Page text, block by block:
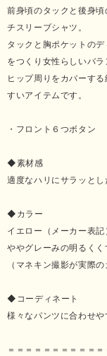
前身頃のタックと後身
チスリーブシャツ。
タックと胸ポケットの
をつくり女性らしいバラ
ヒップ周りをカバーす
すいアイテムです。
・フロント６つボタン
◆素材感
適度なハリにサラッと
◆カラー
イエロー（メーカー表記
ややグレーみの明るく
（マネキン撮影が実際
◆コーディネート
様々なパンツに合わせや
＝＝＝＝＝＝＝＝＝＝